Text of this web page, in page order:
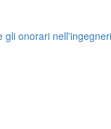
gli onorari